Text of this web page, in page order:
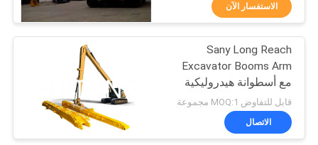
حولنا
جولة
المصنع
دلو حفارة ثقيلة
158
الاستفسار الآن
Sany Long Reach
Excavator Booms Arm
مع أسطوانة هيدروليكية
قابل للتفاوض MOQ:1 مجموعة
الاتصال